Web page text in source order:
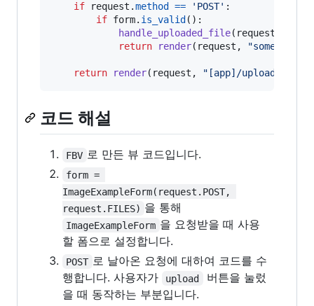
if request .method == 'POST' :
if form. is_valid ():
handle_uploaded_file( request
return
render( request ,
return render( request , "[app]/upload.html"
코드 해설
FBV 로 만든 뷰 코드입니다.
form =
ImageExampleForm(request.POST,
request.FILES) 을 통해
ImageExampleForm 을 요청받을 때 사용
할 폼으로 설정합니다.
POST 로 날아온 요청에 대하여 코드를 수
행합니다. 사용자가
upload
버튼을 눌렀
을 때 동작하는 부분입니다.